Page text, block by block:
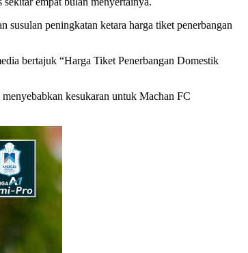
peningkatan ketara harga tiket penerbangan
bertajuk “Harga Tiket Penerbangan Domestik
kesukaran untuk Machan FC